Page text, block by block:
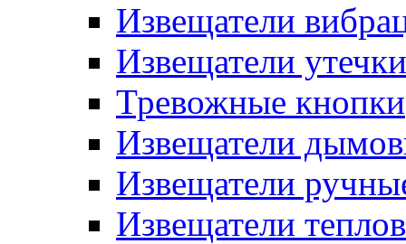
Извещатели
Извещатели утечки
Тревожные кнопки
Извещатели
Извещатели
Извещатели